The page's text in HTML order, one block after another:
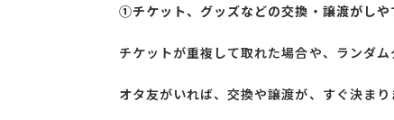
➀チケット、グッズなどの交換・譲渡がしや
チケットが重複して取れた場合や、ランダム
オタ友がいれば、交換や譲渡が、すぐ決まり